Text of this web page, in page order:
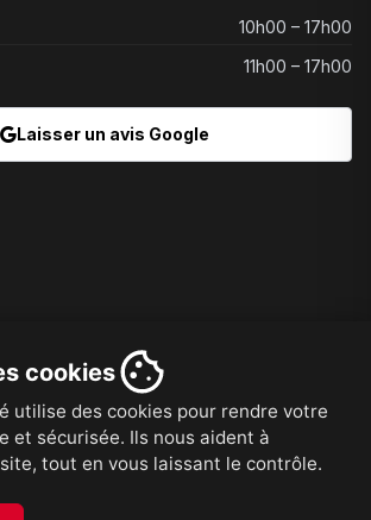
cookies
utilise des cookies pour rendre votre
et sécurisée. Ils nous aident à
tout en vous laissant le contrôle.
10h00 – 17h00
11h00 – 17h00
Laisser un avis Google